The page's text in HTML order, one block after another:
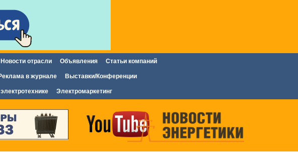
Новости отрасли Объявления Статьи компаний
в журнале Выставки/Конференции
Электромаркетинг